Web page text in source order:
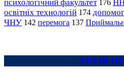
психологічний факультет 176
освітніх технологій 174
ЧНУ 142 перемога 137
АРХІВ